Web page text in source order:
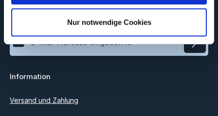
Nur notwendige Cookies
Newsletter, um rechtzeitig über neue Produkte und Angebote
E-Mail-Adresse*
Ich habe dieDatenschutzbestimmungen
einverstanden.
Information
Versand und Zahlung